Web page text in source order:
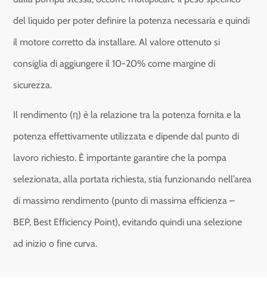
del liquido per poter definire la potenza necessaria e quindi
il motore corretto da installare. Al valore ottenuto si
consiglia di aggiungere il 10-20% come margine di
sicurezza.
Il rendimento (η) è la relazione tra la potenza fornita e la
potenza effettivamente utilizzata e dipende dal punto di
lavoro richiesto. È importante garantire che la pompa
selezionata, alla portata richiesta, stia funzionando nell’area
di massimo rendimento (punto di massima efficienza –
BEP, Best Efficiency Point), evitando quindi una selezione
ad inizio o fine curva.